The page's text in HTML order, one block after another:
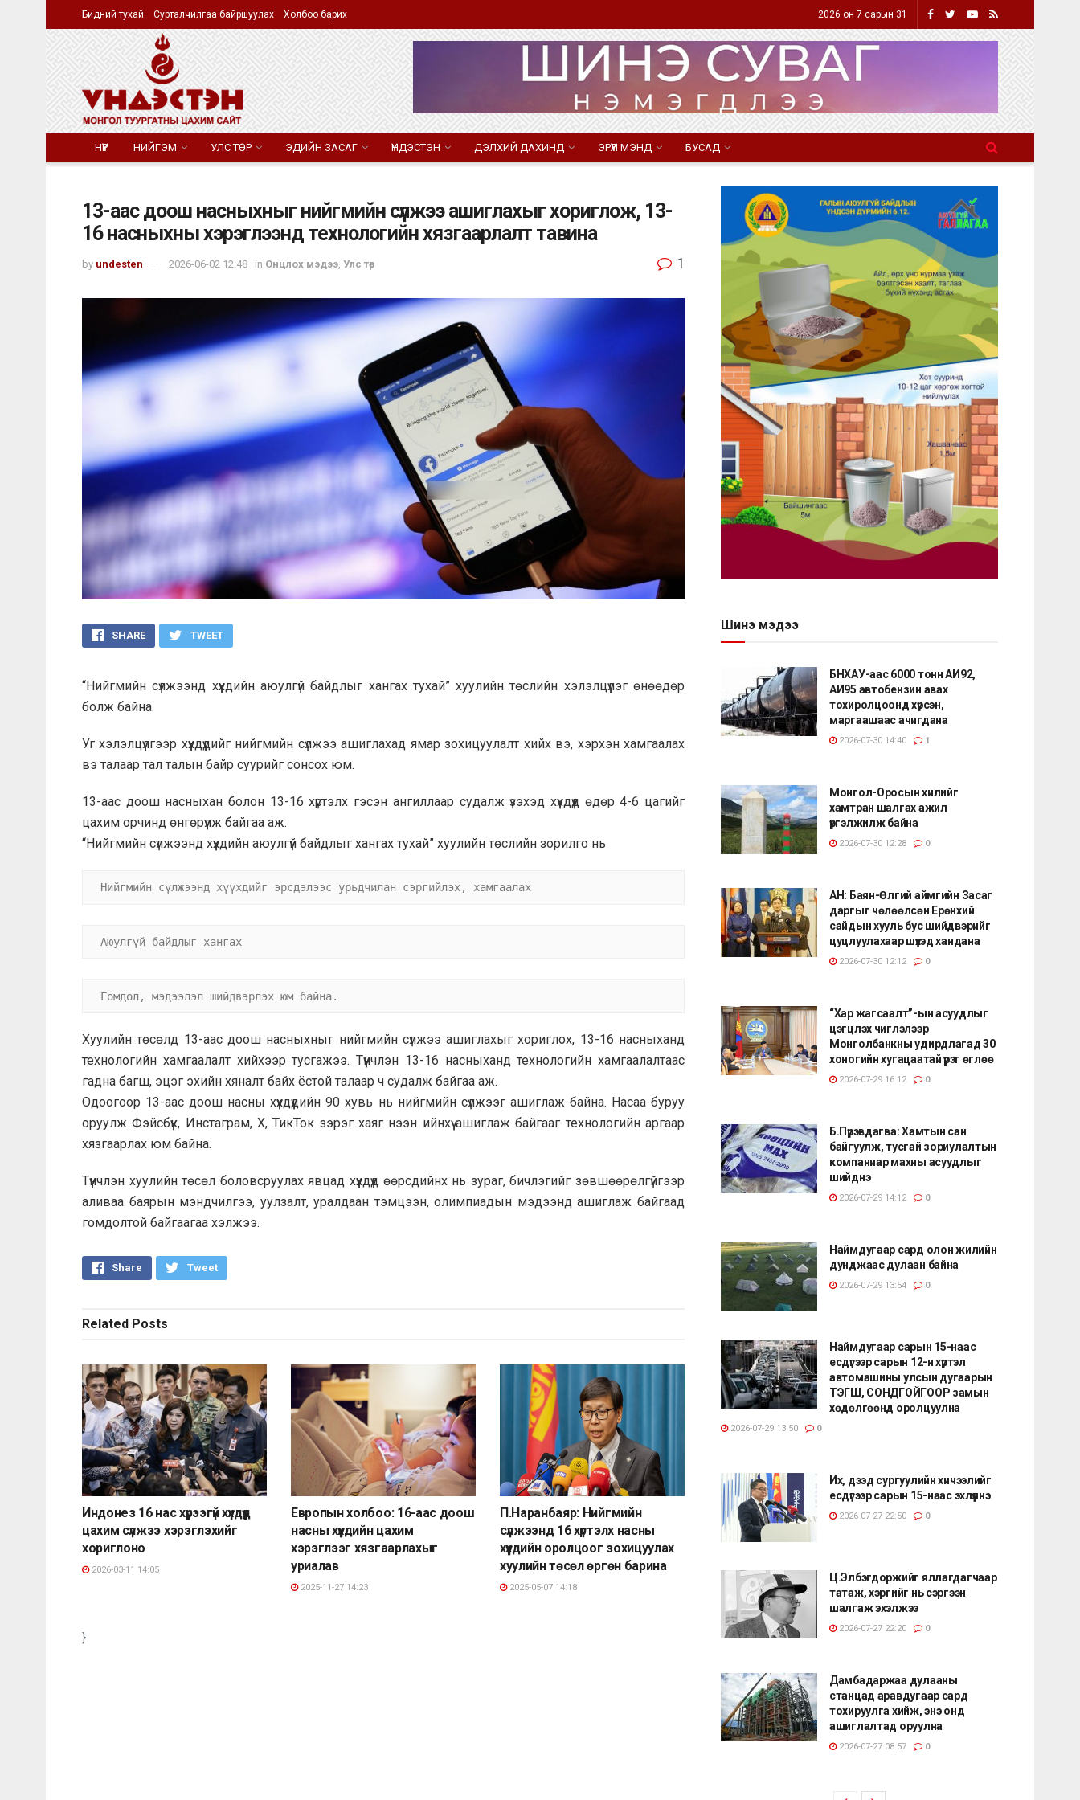
Бидний тухай Сурталчилгаа байршуулах Холбоо барих 2026 он 7 сарын 31
НҮҮР НИЙГЭМ УЛС ТӨР ЭДИЙН ЗАСАГ ҮНДЭСТЭН ДЭЛХИЙ ДАХИНД ЭРҮҮЛ МЭНД БУСАД
13-аас доош насныхныг нийгмийн сүлжээ ашиглахыг хориглож, 13-
16 насныхны хэрэглээнд технологийн хязгаарлалт тавина
by undesten 2026-06-02 12:48 in Онцлох мэдээ, Улс төр 1
SHARE TWEET
“Нийгмийн сүлжээнд хүүхдийн аюулгүй байдлыг хангах тухай” хуулийн төслийн хэлэлцүүлэг өнөөдөр
болж байна.
Уг хэлэлцүүлгээр хүүхдүүдийг нийгмийн сүлжээ ашиглахад ямар зохицуулалт хийх вэ, хэрхэн хамгаалах
вэ талаар тал талын байр суурийг сонсох юм.
13-аас доош насныхан болон 13-16 хүртэлх гэсэн ангиллаар судалж үзэхэд хүүхдүүд өдөр 4-6 цагийг
цахим орчинд өнгөрүүлж байгаа аж.
“Нийгмийн сүлжээнд хүүхдийн аюулгүй байдлыг хангах тухай” хуулийн төслийн зорилго нь
Нийгмийн сүлжээнд хүүхдийг эрсдэлээс урьдчилан сэргийлэх, хамгаалах
Аюулгүй байдлыг хангах
Гомдол, мэдээлэл шийдвэрлэх юм байна.
Хуулийн төсөлд 13-аас доош насныхныг нийгмийн сүлжээ ашиглахыг хориглох, 13-16 насныханд
технологийн хамгаалалт хийхээр тусгажээ. Түүнчлэн 13-16 насныханд технологийн хамгаалалтаас
гадна багш, эцэг эхийн хяналт байх ёстой талаар ч судалж байгаа аж.
Одоогоор 13-аас доош насны хүүхдүүдийн 90 хувь нь нийгмийн сүлжээг ашиглаж байна. Насаа буруу
оруулж Фэйсбүүк, Инстаграм, Х, ТикТок зэрэг хаяг нээн ийнхүү ашиглаж байгааг технологийн аргаар
хязгаарлах юм байна.
Түүнчлэн хуулийн төсөл боловсруулах явцад хүүхдүүд өөрсдийнх нь зураг, бичлэгийг зөвшөөрөлгүйгээр
аливаа баярын мэндчилгээ, уулзалт, уралдаан тэмцээн, олимпиадын мэдээнд ашиглаж байгаад
гомдолтой байгаагаа хэлжээ.
Share Tweet
Related Posts
Индонез 16 нас хүрээгүй хүүхдүүд
цахим сүлжээ хэрэглэхийг
хориглоно
2026-03-11 14:05
Европын холбоо: 16-аас доош
насны хүүхдийн цахим
хэрэглээг хязгаарлахыг
уриалав
2025-11-27 14:23
П.Наранбаяр: Нийгмийн
сүлжээнд 16 хүртэлх насны
хүүхдийн оролцоог зохицуулах
хуулийн төсөл өргөн барина
2025-05-07 14:18
}
Шинэ мэдээ
БНХАУ-аас 6000 тонн АИ92,
АИ95 автобензин авах
тохиролцоонд хүрсэн,
маргаашаас ачигдана
2026-07-30 14:40 1
Монгол-Оросын хилийг
хамтран шалгах ажил
үргэлжилж байна
2026-07-30 12:28 0
АН: Баян-Өлгий аймгийн Засаг
даргыг чөлөөлсөн Ерөнхий
сайдын хууль бус шийдвэрийг
цуцлуулахаар шүүхэд хандана
2026-07-30 12:12 0
“Хар жагсаалт”-ын асуудлыг
цэгцлэх чиглэлээр
Монголбанкны удирдлагад 30
хоногийн хугацаатай үүрэг өглөө
2026-07-29 16:12 0
Б.Пүрэвдагва: Хамтын сан
байгуулж, тусгай зориулалтын
компаниар махны асуудлыг
шийднэ
2026-07-29 14:12 0
Наймдугаар сард олон жилийн
дунджаас дулаан байна
2026-07-29 13:54 0
Наймдугаар сарын 15-наас
есдүгээр сарын 12-н хүртэл
автомашины улсын дугаарын
ТЭГШ, СОНДГОЙГООР замын
хөдөлгөөнд оролцуулна
2026-07-29 13:50 0
Их, дээд сургуулийн хичээлийг
есдүгээр сарын 15-наас эхлүүлнэ
2026-07-27 22:50 0
Ц.Элбэгдоржийг яллагдагчаар
татаж, хэргийг нь сэргээн
шалгаж эхэлжээ
2026-07-27 22:20 0
Дамбадаржаа дулааны
станцад аравдугаар сард
тохируулга хийж, энэ онд
ашиглалтад оруулна
2026-07-27 08:57 0